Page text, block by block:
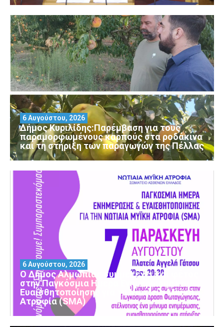
Δήμος Κυριλίδης:Παρέμβαση για τους
παραμορφωμένους καρπούς στα ροδάκινα
και τη στήριξη των παραγωγών της Πέλλας
6 Αυγούστου, 2026
Ο Δήμος Αλμωπίας συμμετέχει και φέτος
στην Παγκόσμια Ημέρα Ενημέρωσης και
Ευαισθητοποίησης για τη Νωτιαία Μυϊκή
Ατροφία (SMA)
6 Αυγούστου, 2026